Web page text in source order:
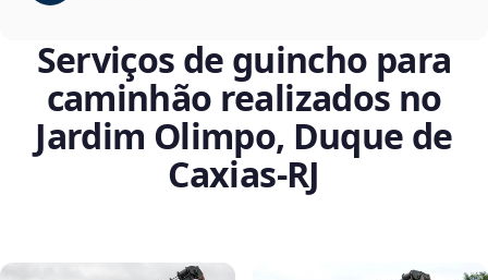
Serviços de guincho para
caminhão realizados no
Jardim Olimpo, Duque de
Caxias‑RJ